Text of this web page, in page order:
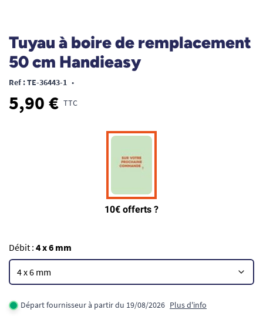
Tuyau à boire de remplacement
50 cm Handieasy
Ref : TE-36443-1 •
5,90 € TTC
Débit : 4 x 6 mm
Départ fournisseur à partir du 19/08/2026 Plus d'info